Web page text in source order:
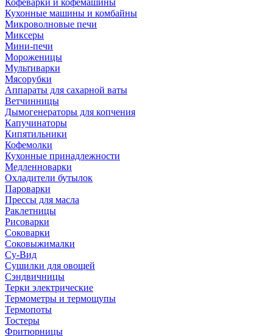
Кофеварки и кофемашины
Кухонные машины и комбайны
Микроволновые печи
Миксеры
Мини-печи
Мороженицы
Мультиварки
Мясорубки
Аппараты для сахарной ваты
Ветчинницы
Дымогенераторы для копчения
Капучинаторы
Кипятильники
Кофемолки
Кухонные принадлежности
Медленноварки
Охладители бутылок
Пароварки
Прессы для масла
Раклетницы
Рисоварки
Соковарки
Соковыжималки
Су-Вид
Сушилки для овощей
Сэндвичницы
Терки электрические
Термометры и термощупы
Термопоты
Тостеры
Фритюрницы